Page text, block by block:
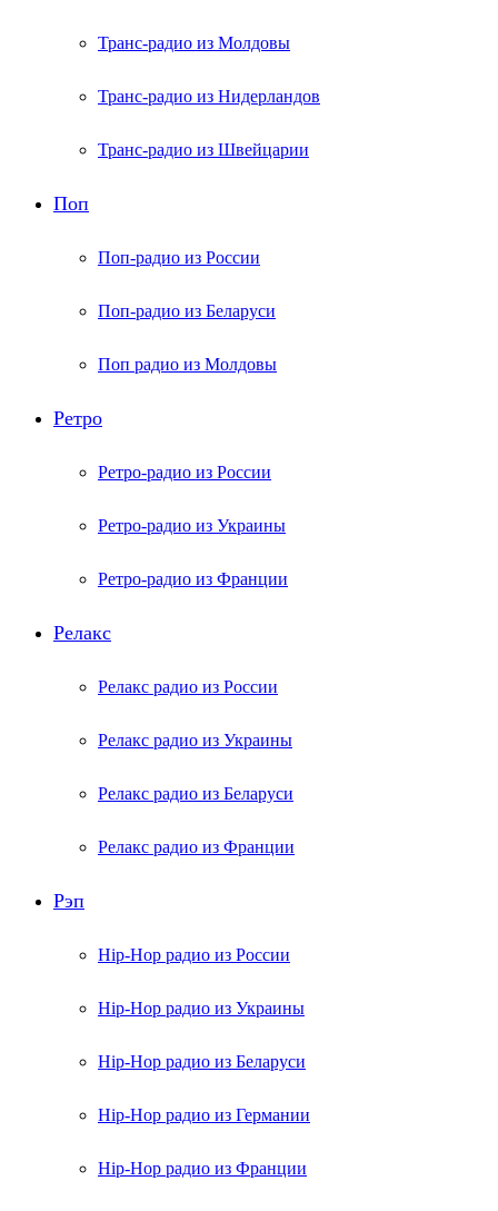
Транс-радио из Молдовы
Транс-радио из Нидерландов
Транс-радио из Швейцарии
Поп
Поп-радио из России
Поп-радио из Беларуси
Поп радио из Молдовы
Ретро
Ретро-радио из России
Ретро-радио из Украины
Ретро-радио из Франции
Релакс
Релакс радио из России
Релакс радио из Украины
Релакс радио из Беларуси
Релакс радио из Франции
Рэп
Hip-Hop радио из России
Hip-Hop радио из Украины
Hip-Hop радио из Беларуси
Hip-Hop радио из Германии
Hip-Hop радио из Франции